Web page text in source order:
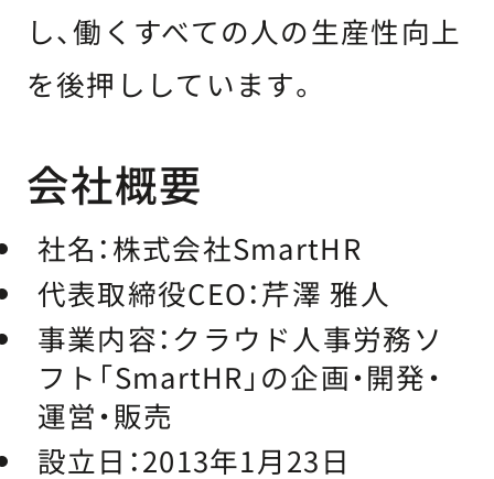
し、働くすべての人の生産性向上
を後押ししています。
会社概要
社名：株式会社SmartHR
代表取締役CEO：芹澤 雅人
事業内容： クラウド人事労務ソ
フト「SmartHR」の企画・開発・
運営・販売
設立日：2013年1月23日